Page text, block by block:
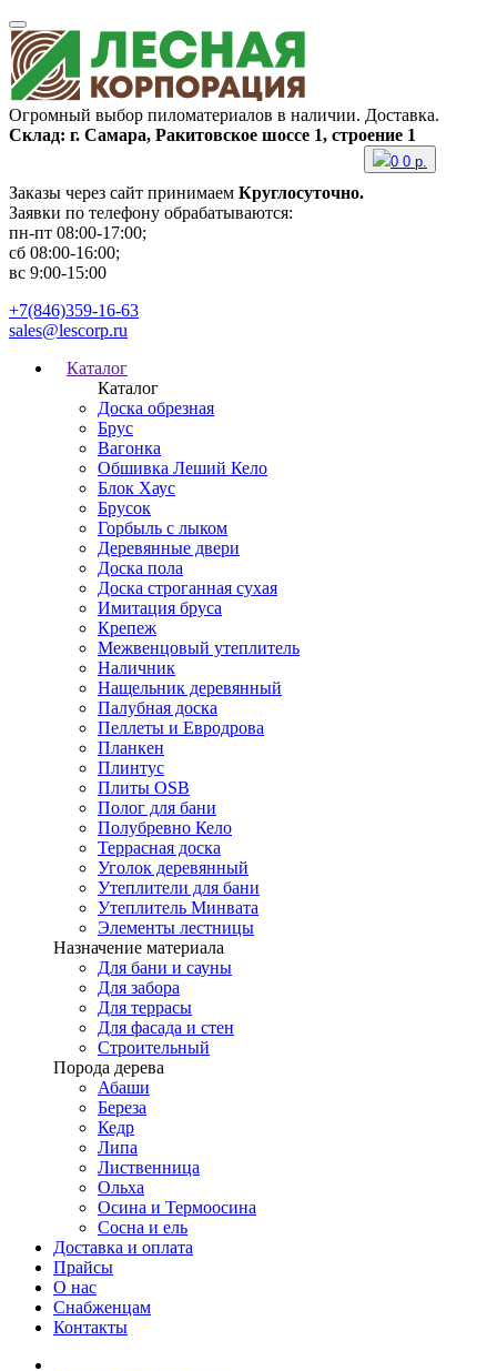
Огромный выбор пиломатериалов в наличии. Доставка.
Склад: г. Самара, Ракитовское шоссе 1, строение 1
Заказы через сайт принимаем Круглосуточно.
Заявки по телефону обрабатываются:
пн-пт 08:00-17:00;
сб 08:00-16:00;
вс 9:00-15:00
0 0 р.
+7(846)359-16-63
sales@lescorp.ru
Каталог
Каталог
Доска обрезная
Брус
Вагонка
Обшивка Леший Кело
Блок Хаус
Брусок
Горбыль с лыком
Деревянные двери
Доска пола
Доска строганная сухая
Имитация бруса
Крепеж
Межвенцовый утеплитель
Наличник
Нащельник деревянный
Палубная доска
Пеллеты и Евродрова
Планкен
Плинтус
Плиты OSB
Полог для бани
Полубревно Кело
Террасная доска
Уголок деревянный
Утеплители для бани
Утеплитель Минвата
Элементы лестницы
Назначение материала
Для бани и сауны
Для забора
Для террасы
Для фасада и стен
Строительный
Порода дерева
Абаши
Береза
Кедр
Липа
Лиственница
Ольха
Осина и Термоосина
Сосна и ель
Доставка и оплата
Прайсы
О нас
Снабженцам
Контакты